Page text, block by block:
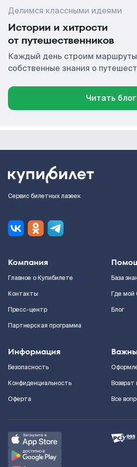
Делимся классными идеями
Истории и хитрости
от путешественников
Каждый день строим маршруты
собственные знания о
Читать блог
Сервис билетных лазеек
Компания
Главное о Купибилете
Контакты
Пресс-центр
Партнерская программа
База
Где мой
Блог
Информация
Безопасность
Конфиденциальность
Оферта
Возврат
Все